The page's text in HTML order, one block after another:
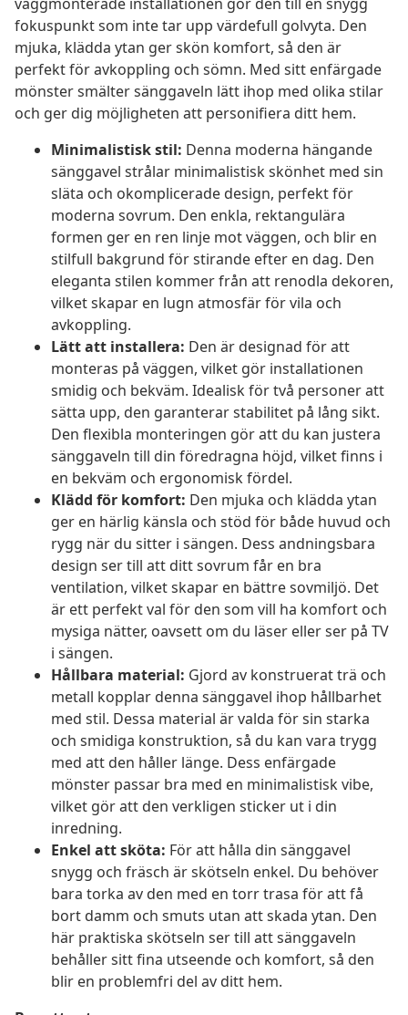
fokuspunkt som inte tar upp värdefull golvyta. Den
mjuka, klädda ytan ger skön komfort, så den är
perfekt för avkoppling och sömn. Med sitt enfärgade
mönster smälter sänggaveln lätt ihop med olika stilar
och ger dig möjligheten att personifiera ditt hem.
Minimalistisk stil: Denna moderna hängande
sänggavel strålar minimalistisk skönhet med sin
släta och okomplicerade design, perfekt för
moderna sovrum. Den enkla, rektangulära
formen ger en ren linje mot väggen, och blir en
stilfull bakgrund för stirande efter en dag. Den
eleganta stilen kommer från att renodla dekoren,
vilket skapar en lugn atmosfär för vila och
avkoppling.
Lätt att installera: Den är designad för att
monteras på väggen, vilket gör installationen
smidig och bekväm. Idealisk för två personer att
sätta upp, den garanterar stabilitet på lång sikt.
Den flexibla monteringen gör att du kan justera
sänggaveln till din föredragna höjd, vilket finns i
en bekväm och ergonomisk fördel.
Klädd för komfort: Den mjuka och klädda ytan
ger en härlig känsla och stöd för både huvud och
rygg när du sitter i sängen. Dess andningsbara
design ser till att ditt sovrum får en bra
ventilation, vilket skapar en bättre sovmiljö. Det
är ett perfekt val för den som vill ha komfort och
mysiga nätter, oavsett om du läser eller ser på TV
i sängen.
Hållbara material: Gjord av konstruerat trä och
metall kopplar denna sänggavel ihop hållbarhet
med stil. Dessa material är valda för sin starka
och smidiga konstruktion, så du kan vara trygg
med att den håller länge. Dess enfärgade
mönster passar bra med en minimalistisk vibe,
vilket gör att den verkligen sticker ut i din
inredning.
Enkel att sköta: För att hålla din sänggavel
snygg och fräsch är skötseln enkel. Du behöver
bara torka av den med en torr trasa för att få
bort damm och smuts utan att skada ytan. Den
här praktiska skötseln ser till att sänggaveln
behåller sitt fina utseende och komfort, så den
blir en problemfri del av ditt hem.